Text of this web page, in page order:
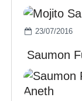
23/07/2016
Saumon